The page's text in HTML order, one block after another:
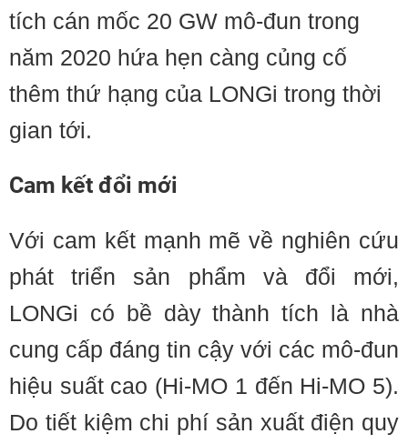
tích cán mốc 20 GW mô-đun trong
năm 2020 hứa hẹn càng củng cố
thêm thứ hạng của LONGi trong thời
gian tới.
Cam kết đổi mới
Với cam kết mạnh mẽ về nghiên cứu
phát triển sản phẩm và đổi mới,
LONGi có bề dày thành tích là nhà
cung cấp đáng tin cậy với các mô-đun
hiệu suất cao (Hi-MO 1 đến Hi-MO 5).
Do tiết kiệm chi phí sản xuất điện quy